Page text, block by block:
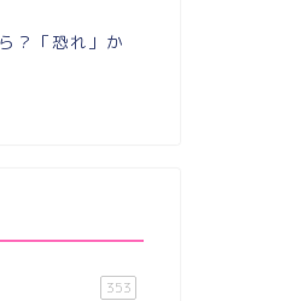
？「恐れ」か
353